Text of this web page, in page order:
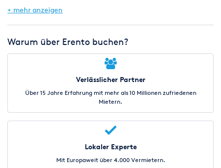
+ mehr anzeigen
Warum über Erento buchen?
Verlässlicher Partner
Über 15 Jahre Erfahrung mit mehr als 10 Millionen zufriedenen
Mietern.
Lokaler Experte
Mit Europaweit über 4.000 Vermietern.